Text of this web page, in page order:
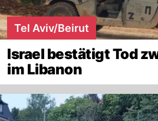
Tel Aviv/Beirut
Israel bestätigt Tod
im Libanon